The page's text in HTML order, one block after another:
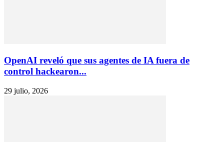
OpenAI reveló que sus agentes de IA fuera de
control hackearon...
29 julio, 2026